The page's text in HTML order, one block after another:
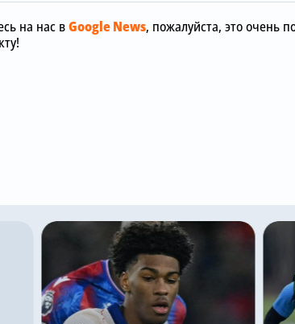
на нас вGoogle News, пожалуйста, это очень